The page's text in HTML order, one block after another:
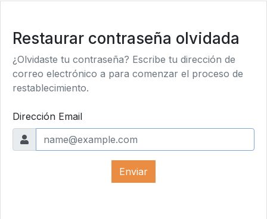
Restaurar contraseña olvidada
¿Olvidaste tu contraseña? Escribe tu dirección de
correo electrónico a para comenzar el proceso de
restablecimiento.
Dirección Email
Enviar